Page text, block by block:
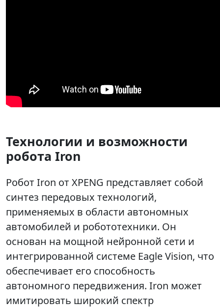
Технологии и возможности
робота Iron
Робот Iron от XPENG представляет собой
синтез передовых технологий,
применяемых в области автономных
автомобилей и робототехники. Он
основан на мощной нейронной сети и
интегрированной системе Eagle Vision, что
обеспечивает его способность
автономного передвижения. Iron может
имитировать широкий спектр